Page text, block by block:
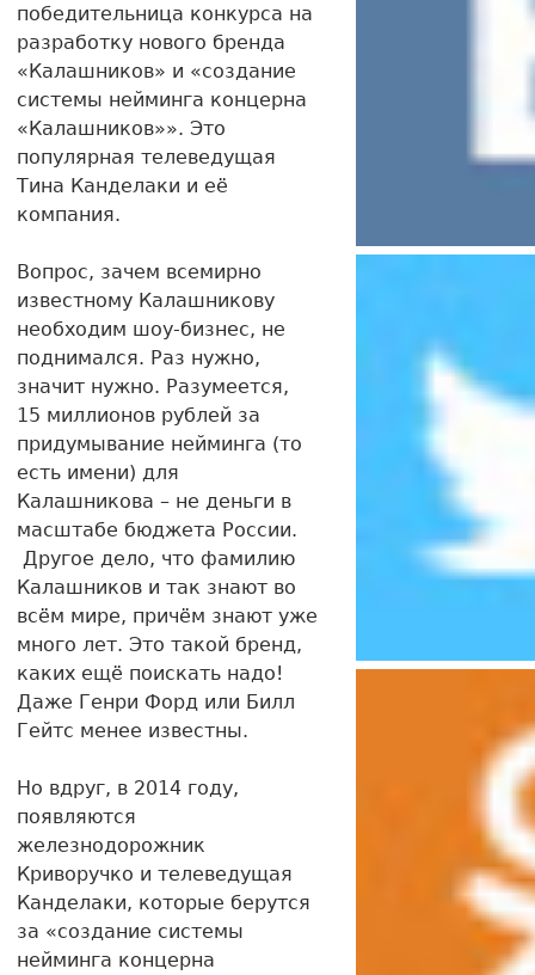
победительница конкурса на
разработку нового бренда
«Калашников» и «создание
системы нейминга концерна
«Калашников»». Это
популярная телеведущая
Тина Канделаки и её
компания.
Вопрос, зачем всемирно
известному Калашникову
необходим шоу-бизнес, не
поднимался. Раз нужно,
значит нужно. Разумеется,
15 миллионов рублей за
придумывание нейминга (то
есть имени) для
Калашникова – не деньги в
масштабе бюджета России.
Другое дело, что фамилию
Калашников и так знают во
всём мире, причём знают уже
много лет. Это такой бренд,
каких ещё поискать надо!
Даже Генри Форд или Билл
Гейтс менее известны.
Но вдруг, в 2014 году,
появляются
железнодорожник
Криворучко и телеведущая
Канделаки, которые берутся
за «создание системы
нейминга концерна